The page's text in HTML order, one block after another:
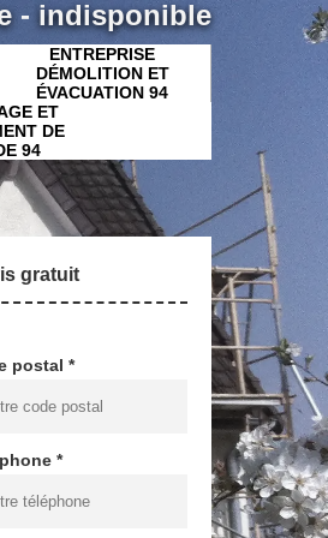
-indisponible
ENTREPRISE
DÉMOLITION ET
ÉVACUATION 94
ET
DE
94
gratuit
postal *
*